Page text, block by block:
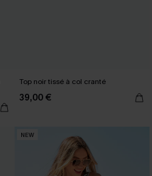
Top noir tissé à col cranté
39,00 €
NEW